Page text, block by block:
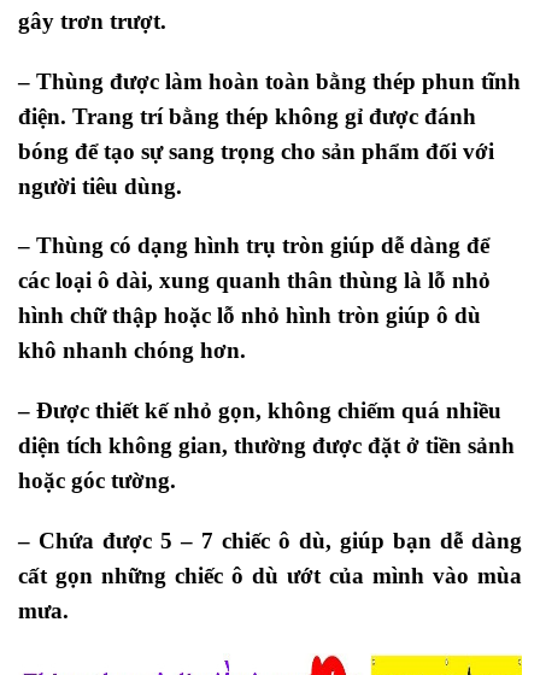
gây trơn trượt.
– Thùng được làm hoàn toàn bằng thép phun tĩnh
điện. Trang trí bằng thép không gỉ được đánh
bóng để tạo sự sang trọng cho sản phẩm đối với
người tiêu dùng.
– Thùng có dạng hình trụ tròn giúp dễ dàng để
các loại ô dài, xung quanh thân thùng là lỗ nhỏ
hình chữ thập hoặc lỗ nhỏ hình tròn giúp ô dù
khô nhanh chóng hơn.
– Được thiết kếnhỏ gọn, không chiếm quá nhiều
diện tích không gian, thường được đặt ở tiền sảnh
hoặc góc tường.
– Chứa được 5 – 7 chiếc ô dù, giúp bạn dễ dàng
cất gọn những chiếc ô dù ướt của mình vào mùa
mưa.